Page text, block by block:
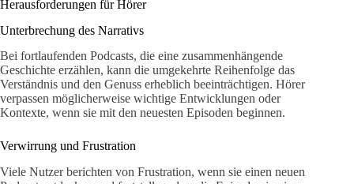
Herausforderungen für Hörer
Unterbrechung des Narrativs
Bei fortlaufenden Podcasts, die eine zusammenhängende
Geschichte erzählen, kann die umgekehrte Reihenfolge das
Verständnis und den Genuss erheblich beeinträchtigen. Hörer
verpassen möglicherweise wichtige Entwicklungen oder
Kontexte, wenn sie mit den neuesten Episoden beginnen.
Verwirrung und Frustration
Viele Nutzer berichten von Frustration, wenn sie einen neuen